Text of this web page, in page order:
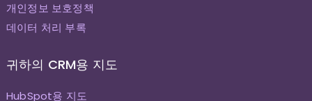
개인정보 보호정책
데이터 처리 부록
귀하의 CRM용 지도
HubSpot용 지도